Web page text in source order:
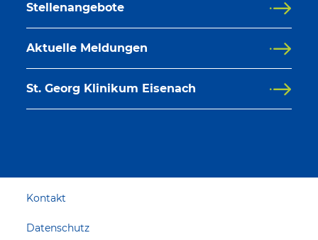
Stellenangebote
Aktuelle Meldungen
St. Georg Klinikum Eisenach
Kontakt
Datenschutz